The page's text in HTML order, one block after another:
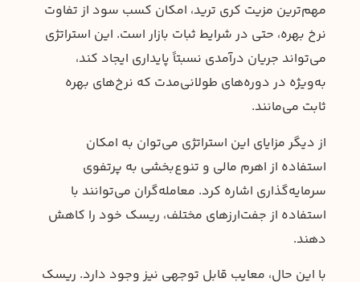
مهم‌ترین مزیت کری ترید، امکان کسب سود از تفاوت
نرخ بهره، حتی در شرایط ثبات بازار است. این استراتژی
می‌تواند جریان درآمدی نسبتاً پایداری ایجاد کند،
به‌ویژه در دوره‌های طولانی‌مدت که نرخ‌های بهره
ثابت می‌مانند.
از دیگر مزایای این استراتژی می‌توان به امکان
استفاده از اهرم مالی و تنوع‌بخشی به پرتفوی
سرمایه‌گذاری اشاره کرد. معامله‌گران می‌توانند با
استفاده از جفت‌ارزهای مختلف، ریسک خود را کاهش
دهند.
با این حال، معایب قابل توجهی نیز وجود دارد. ریسک